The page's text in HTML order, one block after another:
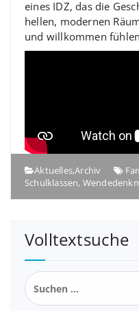
eines IDZ, das die
hellen, modernen
und willkommen
Aktuelles,Archiv
Schulklassen,
Volltextsuche
Suchen
nach: